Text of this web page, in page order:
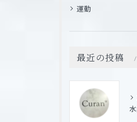
運動
最近の投稿